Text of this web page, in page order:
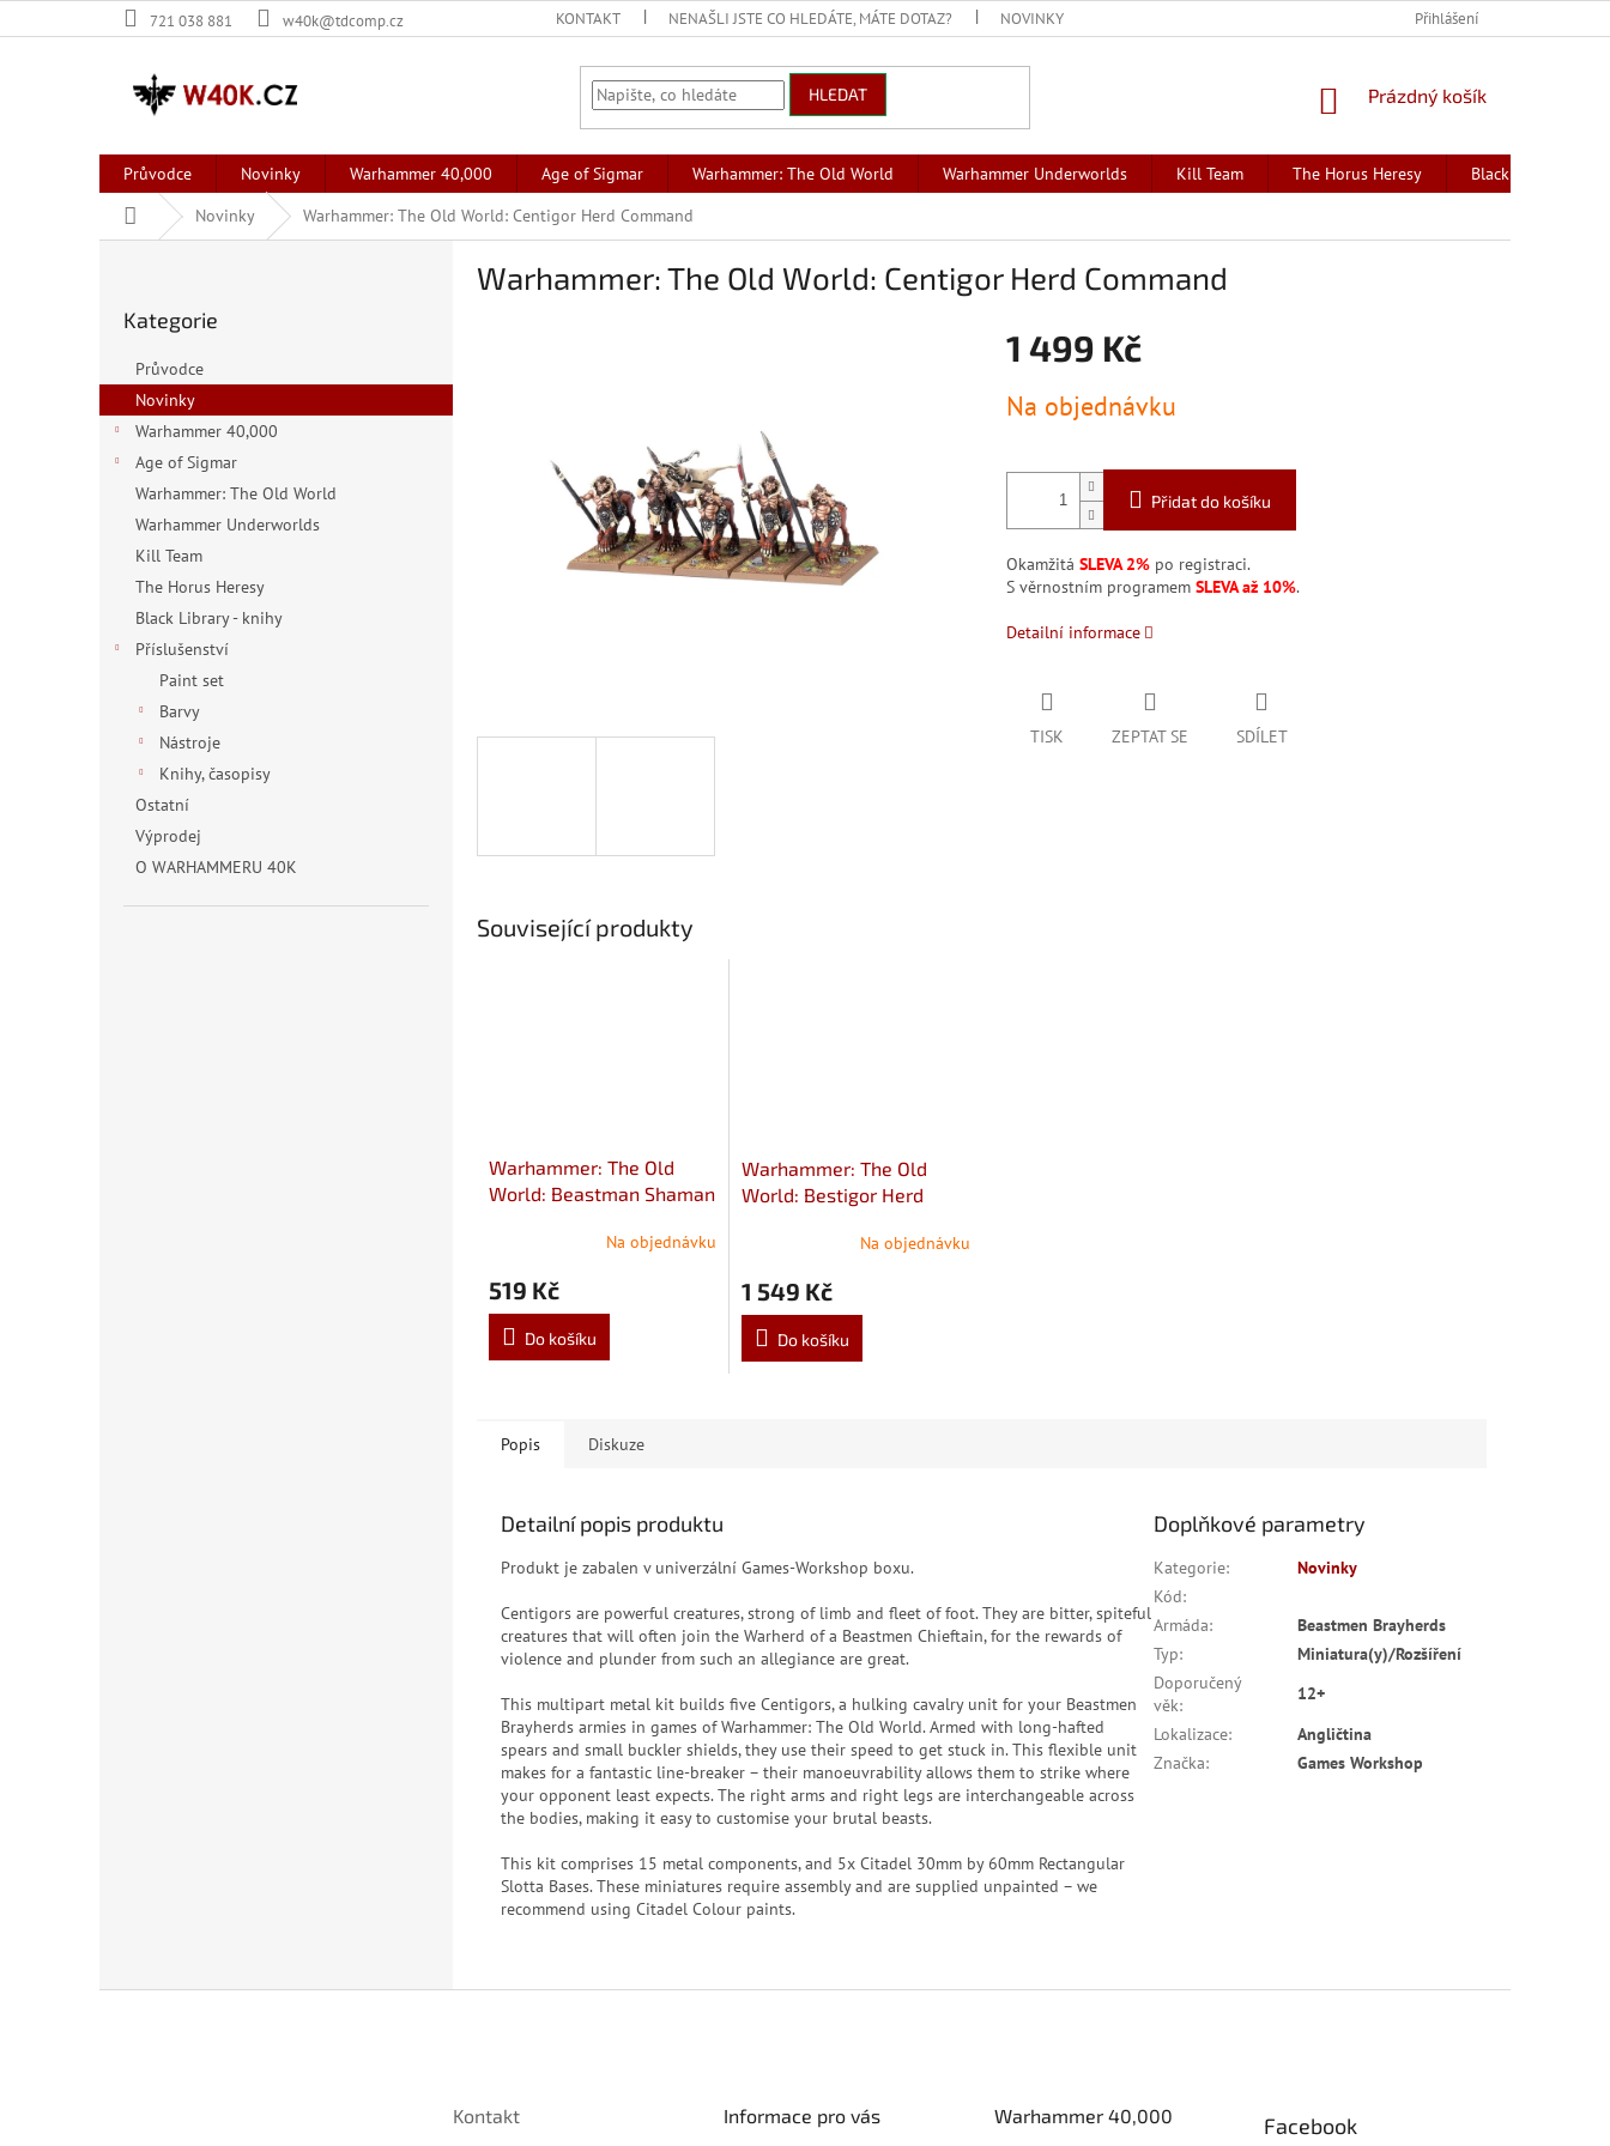
na
721 038 881 w40k@tdcomp.cz KONTAKT NENAŠLI JSTE CO HLEDÁTE, MÁTE DOTAZ? NOVINKY Přihlášení
HLEDAT
NÁKUPNÍ
Prázdný košík
Průvodce Novinky Warhammer 40,000 Age of Sigmar Warhammer: The Old World Warhammer Underworlds Kill Team The Horus Heresy
Black Library -
Domů
Novinky Warhammer: The Old World: Centigor Herd Command
a
n
kategorie
Kategorie
Průvodce
Novinky
Warhammer 40,000
Age of Sigmar
Warhammer: The Old World
Warhammer Underworlds
Kill Team
The Horus Heresy
Black Library - knihy
Příslušenství
Paint set
Barvy
Nástroje
Knihy, časopisy
Ostatní
Výprodej
O WARHAMMERU 40K
Warhammer: The Old World: Centigor Herd Command
1 499 Kč
cena:
Na objednávku
Přidat do košíku
Okamžitá SLEVA 2%po registraci.
S věrnostním programem SLEVA až 10%.
Detailní informace
TISK ZEPTAT SE SDÍLET
Související produkty
Warhammer: The Old
World: Beastman Shaman
Na objednávku
519 Kč
Do košíku
Warhammer: The Old
World: Bestigor Herd
Na objednávku
1 549 Kč
Do košíku
Popis Diskuze
Detailní popis produktu
Produkt je zabalen v univerzální Games-Workshop boxu.
Centigors are powerful creatures, strong of limb and fleet of foot. They are bitter, spiteful
creatures that will often join the Warherd of a Beastmen Chieftain, for the rewards of
violence and plunder from such an allegiance are great.
This multipart metal kit builds five Centigors, a hulking cavalry unit for your Beastmen
Brayherds armies in games of Warhammer: The Old World. Armed with long-hafted
spears and small buckler shields, they use their speed to get stuck in. This flexible unit
makes for a fantastic line-breaker – their manoeuvrability allows them to strike where
your opponent least expects. The right arms and right legs are interchangeable across
the bodies, making it easy to customise your brutal beasts.
This kit comprises 15 metal components, and 5x Citadel 30mm by 60mm Rectangular
Slotta Bases. These miniatures require assembly and are supplied unpainted – we
recommend using Citadel Colour paints.
Doplňkové parametry
Kategorie:
Novinky
Kód:
Armáda:
Beastmen Brayherds
Typ:
Miniatura(y)/Rozšíření
Doporučený
věk:
12+
Lokalizace:
Angličtina
Značka: Games Workshop
Kontakt Informace pro vás Warhammer 40,000 Facebook